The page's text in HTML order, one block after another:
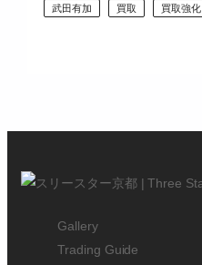
武田有加 買取 買取強化
Gallery
Trading Guide